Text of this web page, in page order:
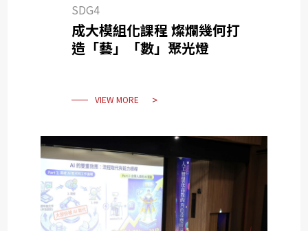
SDG4
成大模組化課程 燦爛幾何打
造「藝」「數」聚光燈
VIEW MORE